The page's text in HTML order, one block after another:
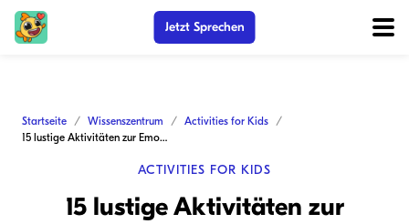
Jetzt Sprechen
Startseite Wissenszentrum
Activities for Kids
15 lustige Aktivitäten zur Emotionsregulation für Kleinkinder zu Hause
ACTIVITIES FOR KIDS
15 lustige Aktivitäten zur